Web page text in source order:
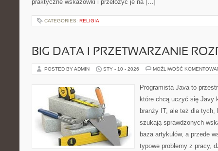
praktyczne wskazówki i przełożyć je na […]
CATEGORIES: RELIGIA
BIG DATA I PRZETWARZANIE
POSTED BY ADMIN STY - 10 - 2026 MOŻLIWOŚĆ
Programista Java to
które chcą uczyć się Javy
branży IT, ale też dla tych,
szukają sprawdzonych
baza artykułów, a przede
typowe problemy z pracy,